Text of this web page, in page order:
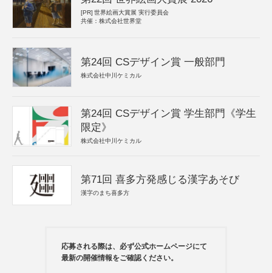
[PR] 世界絵画大賞展 実行委員会
共催：株式会社世界堂
第24回 CSデザイン賞 一般部門
株式会社中川ケミカル
第24回 CSデザイン賞 学生部門《学生
限定》
株式会社中川ケミカル
第71回 喜多方発感じる漢字あそび
漢字のまち喜多方
応募される際は、必ず公式ホームページにて
最新の開催情報をご確認ください。